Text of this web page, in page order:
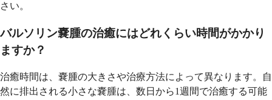
さい。
バルソリン嚢腫の治癒にはどれくらい時間がかかり
ますか？
治癒時間は、嚢腫の大きさや治療方法によって異なります。自
然に排出される小さな嚢腫は、数日から1週間で治癒する可能